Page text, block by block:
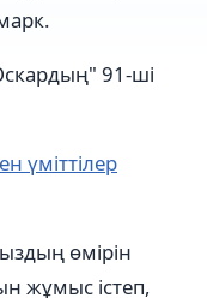
91-ші
үміттілер
өмірін
жұмыс істеп,